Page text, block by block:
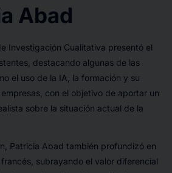
Abad
Investigación Cualitativa presentó el
destacando algunas de las
el uso de la IA, la formación y su
con el objetivo de aportar un
sobre la situación actual de la
Patricia Abad también profundizó en
subrayando el valor diferencial